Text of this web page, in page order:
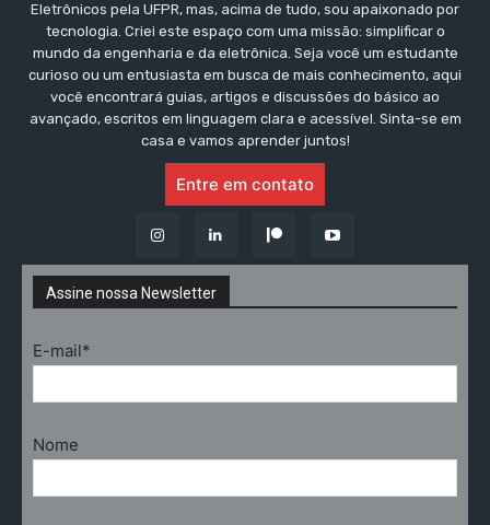
Eletrônicos pela UFPR, mas, acima de tudo, sou apaixonado por
tecnologia. Criei este espaço com uma missão: simplificar o
mundo da engenharia e da eletrônica. Seja você um estudante
curioso ou um entusiasta em busca de mais conhecimento, aqui
você encontrará guias, artigos e discussões do básico ao
avançado, escritos em linguagem clara e acessível. Sinta-se em
casa e vamos aprender juntos!
Entre em contato
Assine nossa Newsletter
E-mail*
Nome